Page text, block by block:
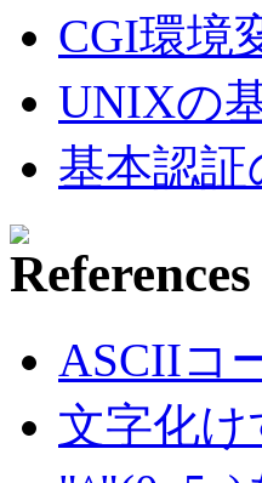
CGI環境
UNIXの
基本認証
ASCIIコ
文字化